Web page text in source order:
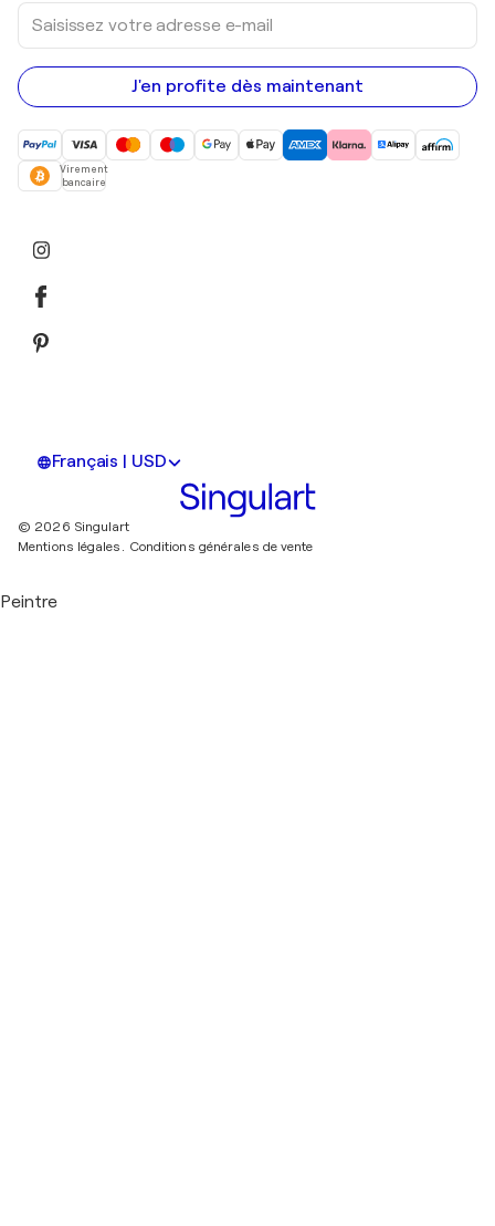
Saisissez
votre
adresse
e-
mail
J'en profite dès maintenant
Virement
bancaire
Français | USD
© 2026 Singulart
Mentions légales. Conditions générales de vente
Peintre